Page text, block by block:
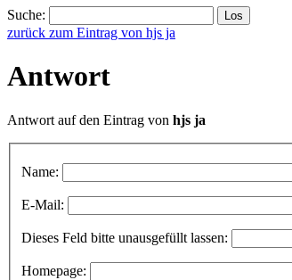
Suche:
zurück zum Eintrag von hjs ja
Antwort
Antwort auf den Eintrag von hjs ja
Name:
E-Mail:
Dieses Feld bitte unausgefüllt lassen:
Homepage: